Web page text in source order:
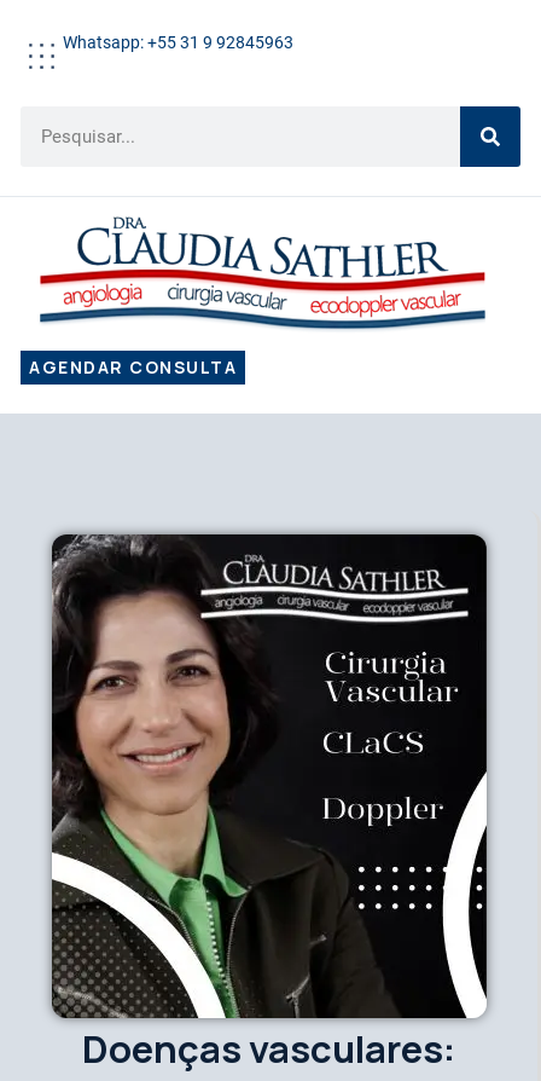
Whatsapp: +55 31 9 92845963
AGENDAR CONSULTA
Doenças vasculares: